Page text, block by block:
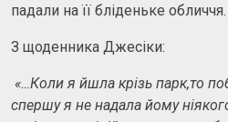
падали на її бліденьке обличчя.
З щоденника Джесіки:
«…Коли я йшла крізь парк,то
спершу я не надала йому